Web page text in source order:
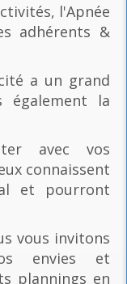
l'Apnée
adhérents &
a un grand
également la
avec vos
connaissent
et pourront
vous invitons
envies et
plannings en